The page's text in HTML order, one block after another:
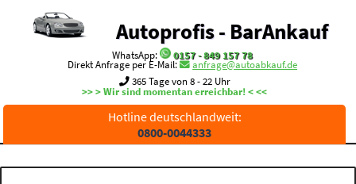
Autoprofis - BarAnkauf
WhatsApp:
0157 - 849 157 78
Direkt Anfrage per E-Mail:
anfrage@autoabkauf.de
365 Tage von 8 - 22 Uhr
>> > Wir sind momentan erreichbar! < <<
Hotline deutschlandweit:
0800-0044333